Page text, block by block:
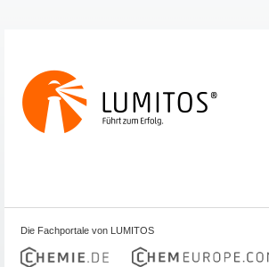
Die Fachportale von LUMITOS